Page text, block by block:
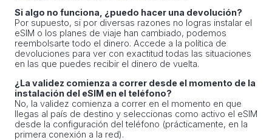
Si algo no funciona, ¿puedo hacer una devolución?
Por supuesto, si por diversas razones no logras instalar el
eSIM o los planes de viaje han cambiado, podemos
reembolsarte todo el dinero. Accede a la política de
devoluciones para ver con exactitud todas las situaciones
en las que puedes recibir el dinero de vuelta.
¿La validez comienza a correr desde el momento de la
instalación del eSIM en el teléfono?
No, la validez comienza a correr en el momento en que
llegas al país de destino y seleccionas como activo el eSIM
desde la configuración del teléfono (prácticamente, en la
primera conexión a la red).